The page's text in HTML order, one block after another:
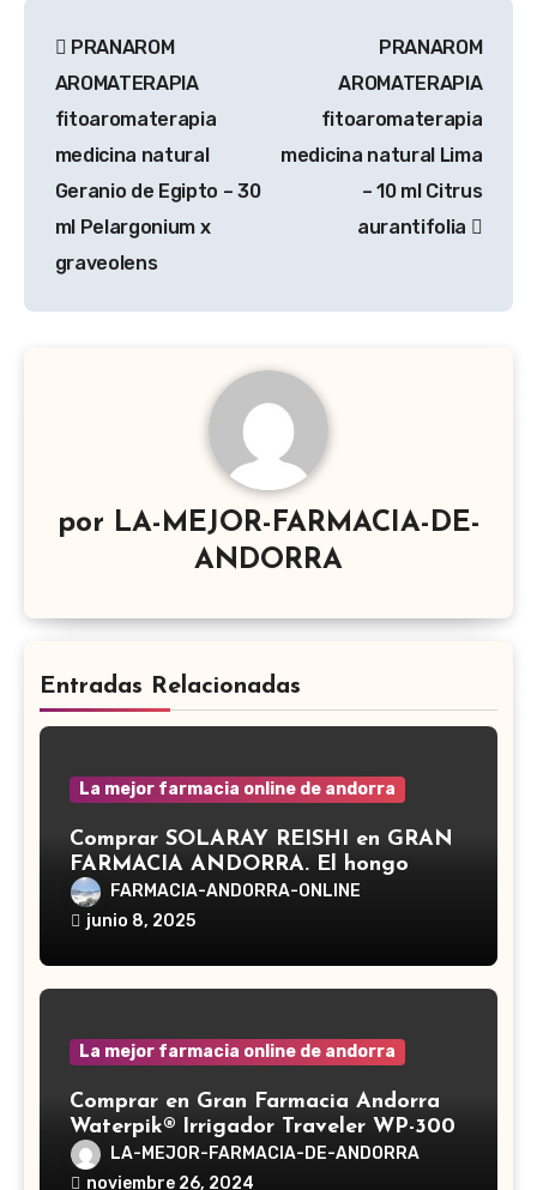
de
entradas
PRANAROM
AROMATERAPIA
fitoaromaterapia
medicina natural
Geranio de Egipto – 30
ml Pelargonium x
graveolens
PRANAROM
AROMATERAPIA
fitoaromaterapia
medicina natural Lima
– 10 ml Citrus
aurantifolia
por LA-MEJOR-FARMACIA-DE-
ANDORRA
Entradas Relacionadas
La mejor farmacia online de andorra
Comprar SOLARAY REISHI en GRAN
FARMACIA ANDORRA. El hongo
Reishi, cuyo nombre científico es
Ganoderma lucidum, es un hongo
en la medicina tradicional asiática
FARMACIA-ANDORRA-ONLINE
junio 8, 2025
La mejor farmacia online de andorra
Comprar en Gran Farmacia Andorra
Waterpik® Irrigador Traveler WP-300
LA-MEJOR-FARMACIA-DE-ANDORRA
noviembre 26, 2024